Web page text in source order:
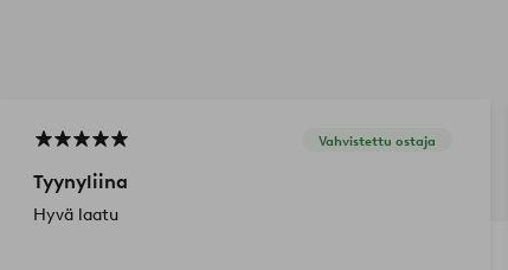
Vahvistettu ostaja
Tyynyliina
Hyvä laatu